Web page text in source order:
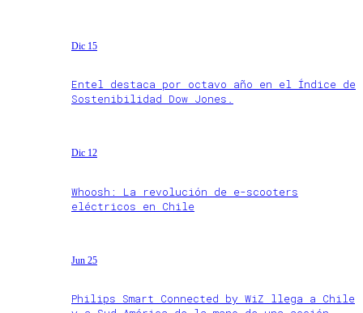
Dic 15
Entel destaca por octavo año en el Índice de
Sostenibilidad Dow Jones.
Dic 12
Whoosh: La revolución de e-scooters
eléctricos en Chile
Jun 25
Philips Smart Connected by WiZ llega a Chile